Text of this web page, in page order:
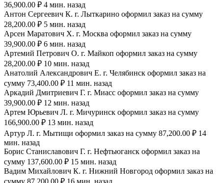
36,900.00 ₽ 4 мин. назад
Антон Сергеевич К. г. Лыткарино оформил заказ на сумму
28,200.00 ₽ 5 мин. назад
Арсен Маратович Х. г. Москва оформил заказ на сумму
39,900.00 ₽ 6 мин. назад
Артемий Петрович О. г. Майкоп оформил заказ на сумму
28,200.00 ₽ 10 мин. назад
Анатолий Александрович Е. г. Челябинск оформил заказ на
сумму 73,400.00 ₽ 11 мин. назад
Аркадий Дмитриевич Г. г. Миасс оформил заказ на сумму
39,900.00 ₽ 12 мин. назад
Артем Юрьевич Л. г. Мичуринск оформил заказ на сумму
166,900.00 ₽ 13 мин. назад
Артур Л. г. Мытищи оформил заказ на сумму 87,200.00 ₽ 14
мин. назад
Борис Станиславович Г. г. Нефтьюганск оформил заказ на
сумму 137,600.00 ₽ 15 мин. назад
Вадим Михайлович К. г. Нижний Новгород оформил заказ на
сумму 87,200.00 ₽ 16 мин. назад